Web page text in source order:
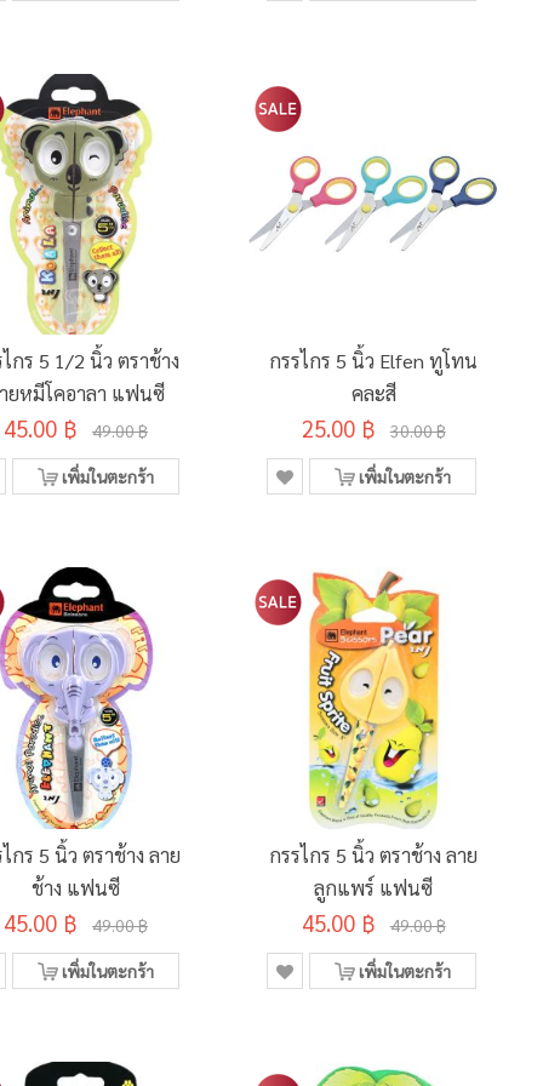
กร 5 1/2 นิ้ว ตราช้าง
ยหมีโคอาลา แฟนซี
45.00 ฿ 49.00 ฿
เพิ่มในตะกร้า
กรรไกร 5 นิ้ว Elfen ทูโทน
คละสี
25.00 ฿ 30.00 ฿
เพิ่มในตะกร้า
กร 5 นิ้ว ตราช้าง ลาย
ช้าง แฟนซี
45.00 ฿ 49.00 ฿
เพิ่มในตะกร้า
กรรไกร 5 นิ้ว ตราช้าง ลาย
ลูกแพร์ แฟนซี
45.00 ฿ 49.00 ฿
เพิ่มในตะกร้า